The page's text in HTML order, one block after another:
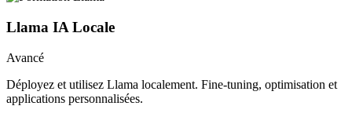
Llama IA Locale
Avancé
Déployez et utilisez Llama localement. Fine-tuning, optimisation et
applications personnalisées.